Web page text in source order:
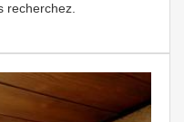
recherchez.